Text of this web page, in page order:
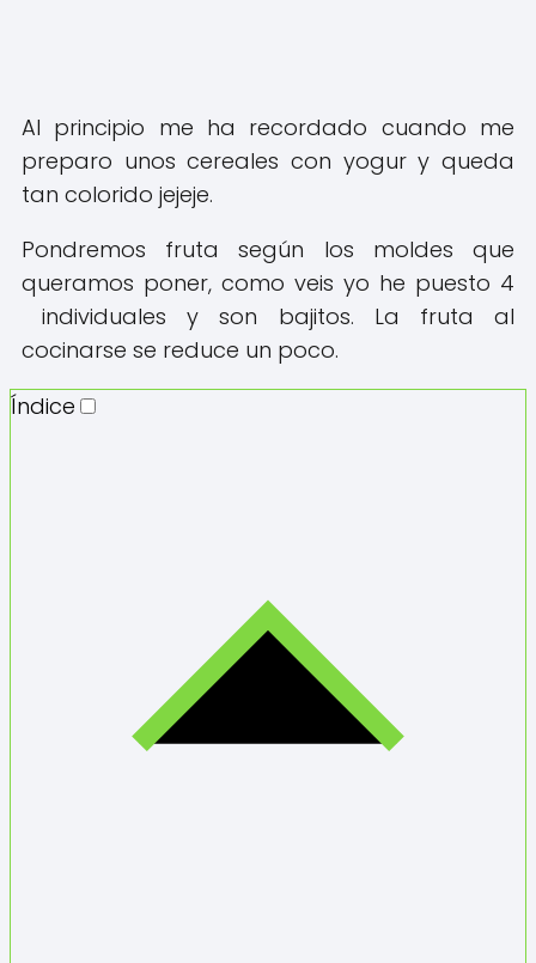
Al principio me ha recordado cuando me
preparo unos cereales con yogur y queda
tan colorido jejeje.
Pondremos fruta según los moldes que
queramos poner, como veis yo he puesto 4
individuales y son bajitos. La fruta al
cocinarse se reduce un poco.
Índice